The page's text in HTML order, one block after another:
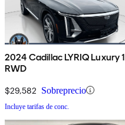
2024 Cadillac LYRIQ Luxury 1
RWD
$29,582 Sobreprecio
Incluye tarifas de conc.